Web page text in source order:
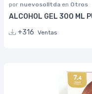
por nuevosolltda en Otros
ALCOHOL GEL 300 ML
+316 Ventas